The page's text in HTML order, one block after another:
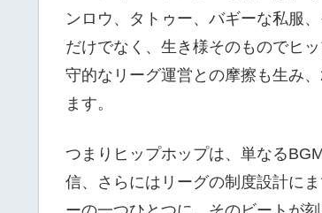
ンロウ、タトゥー、バギーな私服
だけでなく、生き様そのものでヒ
守的なリーグ運営との摩擦も生み
ます。
つまりヒップホップは、単なる
信、さらにはリーグの制度設計に